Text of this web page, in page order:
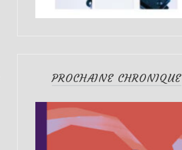
PROCHAINE CHRONIQUE